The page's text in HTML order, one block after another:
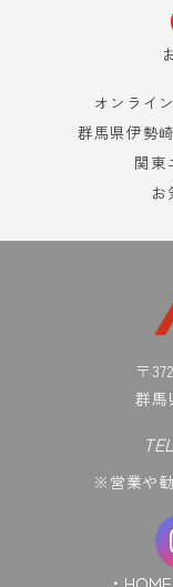
オンライ
群馬県伊勢
関東
お
〒
群馬
※営業や